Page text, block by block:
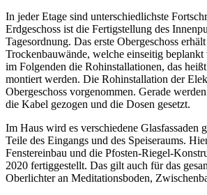
In jeder Etage sind unterschiedlichste
Erdgeschoss ist die Fertigstellung des
Tagesordnung. Das erste Obergeschoss
Trockenbauwände, welche einseitig
im Folgenden die Rohinstallationen, das
montiert werden. Die Rohinstallation der
Obergeschoss vorgenommen. Gerade
die Kabel gezogen und die Dosen gesetzt.
Im Haus wird es verschiedene Glasfassaden
Teile des Eingangs und des Speiseraums.
Fenstereinbau und die Pfosten-Riegel-
2020 fertiggestellt. Das gilt auch für das
Oberlichter an Meditationsboden,